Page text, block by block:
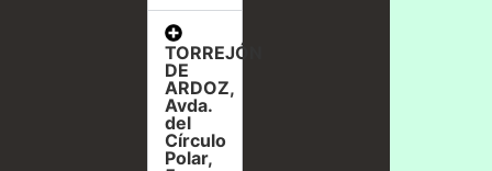
TORREJÓN
DE
ARDOZ,
Avda.
del
Círculo
Polar,